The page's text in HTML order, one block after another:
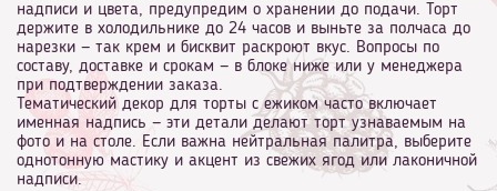
надписи и цвета, предупредим о хранении до подачи. Торт
держите в холодильнике до 24 часов и выньте за полчаса до
нарезки — так крем и бисквит раскроют вкус. Вопросы по
составу, доставке и срокам — в блоке ниже или у менеджера
при подтверждении заказа.
Тематический декор для торты с ежиком часто включает
именная надпись — эти детали делают торт узнаваемым на
фото и на столе. Если важна нейтральная палитра, выберите
однотонную мастику и акцент из свежих ягод или лаконичной
надписи.